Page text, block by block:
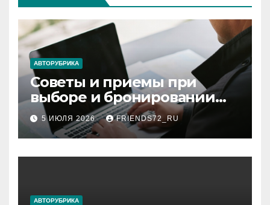
АВТОРУБРИКА
Советы и приемы при
выборе и бронировании
авиабилетов
5 ИЮЛЯ 2026 FRIENDS72_RU
АВТОРУБРИКА